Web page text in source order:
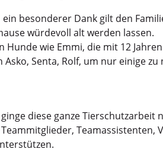
ein besonderer Dank gilt den
würdevoll alt werden lassen.
Hunde wie Emmi, die mit 12
Asko, Senta, Rolf, um nur einige zu
diese ganze
Teammitglieder,